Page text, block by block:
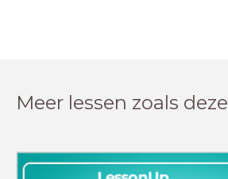
Meer lessen zoals deze